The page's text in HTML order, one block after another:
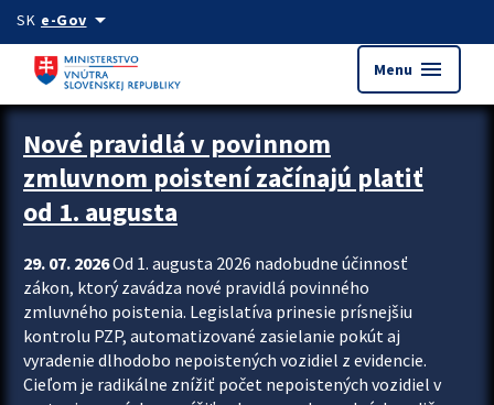
Preskocit na hlavný obsah
SK e-Govarrow_drop_down
Menu menu
Zastavit automatický posun upútavok
Nové pravidlá v povinnom
zmluvnom poistení začínajú platiť
od 1. augusta
29. 07. 2026Od 1. augusta 2026 nadobudne účinnosť
zákon, ktorý zavádza nové pravidlá povinného
zmluvného poistenia. Legislatíva prinesie prísnejšiu
kontrolu PZP, automatizované zasielanie pokút aj
vyradenie dlhodobo nepoistených vozidiel z evidencie.
Cieľom je radikálne znížiť počet nepoistených vozidiel v